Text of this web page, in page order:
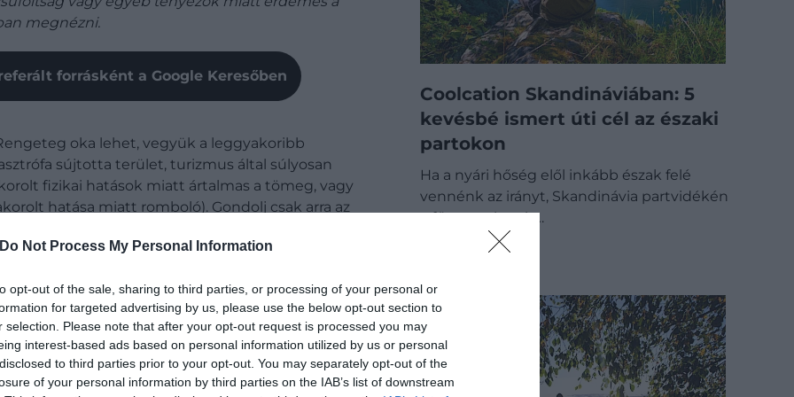
Do Not Process My Personal Information
opt-out of the sale, sharing to third parties, or processing of your personal or
for targeted advertising by us, please use the below opt-out section to
selection. Please note that after your opt-out request is processed you may
interest-based ads based on personal information utilized by us or personal
to third parties prior to your opt-out. You may separately opt-out of the
of your personal information by third parties on the IAB’s list of downstream
megnézni.
forrásként a Google Keresőben
oka lehet, vegyük a leggyakoribb
sújtotta terület, turizmus által súlyosan
fizikai hatások miatt ártalmas a tömeg, vagy
hatása miatt romboló). Gondolj csak arra az
kivetni
helyszínek állagmegőrzését. De
ökoszisztéma is, de jó példa aMachu Picchu
szentély kopását nem tudták megakadályozni,
szem előtt tartva állította össze a német Fodor's
helyek szerepelnek, amelyeket 2023-ban jobb, ha
Coolcation Skandináviában: 5
kevésbé ismert úti cél az északi
partokon
Ha a nyári hőség elől inkább észak felé
vennénk az irányt, Skandinávia partvidékén
a főszezonban is…